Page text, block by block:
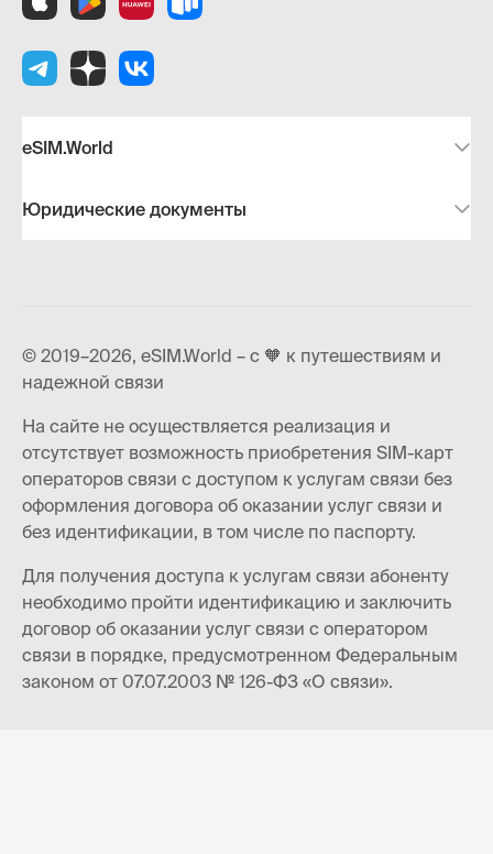
eSIM.World
Юридические документы
© 2019–2026, eSIM.World – с 🧡 к путешествиям и
надежной связи
На сайте не осуществляется реализация и
отсутствует возможность приобретения SIM-карт
операторов связи с доступом к услугам связи без
оформления договора об оказании услуг связи и
без идентификации, в том числе по паспорту.
Для получения доступа к услугам связи абоненту
необходимо пройти идентификацию и заключить
договор об оказании услуг связи с оператором
связи в порядке, предусмотренном Федеральным
законом от 07.07.2003 № 126-ФЗ «О связи».